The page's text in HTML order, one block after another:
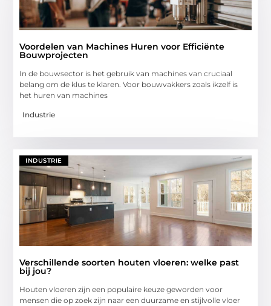
Voordelen van Machines Huren voor Efficiënte
Bouwprojecten
In de bouwsector is het gebruik van machines van cruciaal
belang om de klus te klaren. Voor bouwvakkers zoals ikzelf is
het huren van machines
Industrie
INDUSTRIE
Verschillende soorten houten vloeren: welke past
bij jou?
Houten vloeren zijn een populaire keuze geworden voor
mensen die op zoek zijn naar een duurzame en stijlvolle vloer